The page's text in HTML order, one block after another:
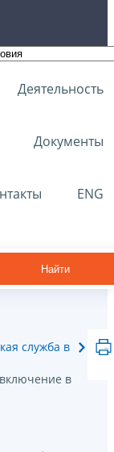
Деятельность
Документы
ENG
Найти
служба в
в